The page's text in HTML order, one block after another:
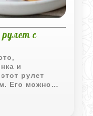
с
и
рулет
Его можно
для